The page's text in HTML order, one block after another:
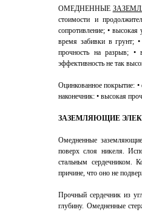
ОМЕДНЕННЫЕ
стоимости и
сопротивление; •
время забивки в грунт; •
прочность на разрыв; •
эффективность не так
Оцинкованное покрытие: •
наконечник: • высокая
ЗАЗЕМЛЯЮЩИЕ
Омедненные
поверх слоя никеля.
стальным сердечником.
причине, что оно не
Прочный сердечник из
глубину. Омедненные